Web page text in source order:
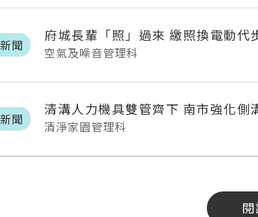
聞
府城長輩「照」過來
空氣及噪音管理科
聞
清溝人力機具雙管齊下 南市強化側
清淨家園管理科